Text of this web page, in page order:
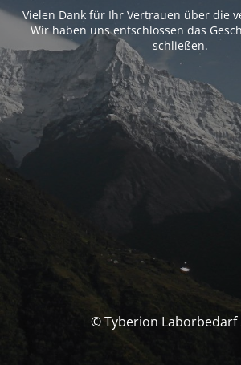
Vielen Dank für Ihr Vertrauen über die
Wir haben uns entschlossen das
schließen.
© Tyberion Laborbedarf